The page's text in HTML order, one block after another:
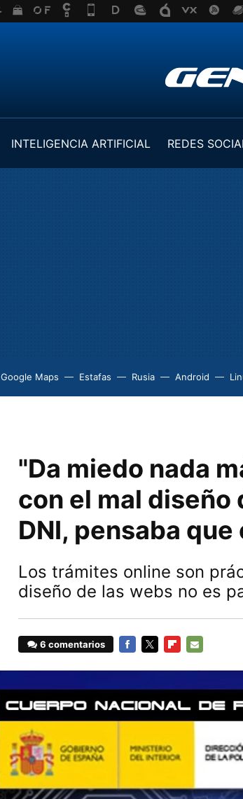
INTELIGENCIA ARTIFICIAL REDES
Google Maps Estafas Rusia Android
"Da miedo nada
con el mal diseño
DNI, pensaba
Los trámites online son
diseño de las webs no es
6 comentarios